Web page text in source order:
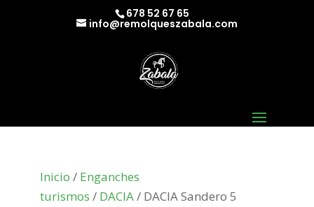
678 52 67 65
info@remolqueszabala.com
Inicio / Enganches
turismos / DACIA/ DACIA Sandero 5